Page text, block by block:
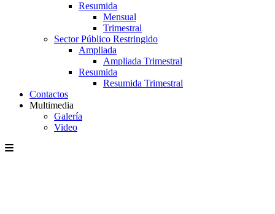
Resumida
Mensual
Trimestral
Sector Público Restringido
Ampliada
Ampliada Trimestral
Resumida
Resumida Trimestral
Contactos
Multimedia
Galería
Video